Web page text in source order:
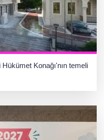
Konağı'nın temeli